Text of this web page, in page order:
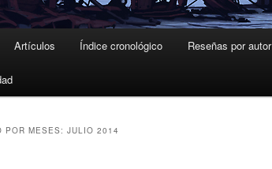
Artículos Índice cronológico Reseñas por autor
POR MESES: JULIO 2014